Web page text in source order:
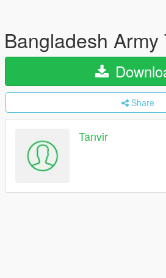
Bangladesh Army
Share
Tanvir